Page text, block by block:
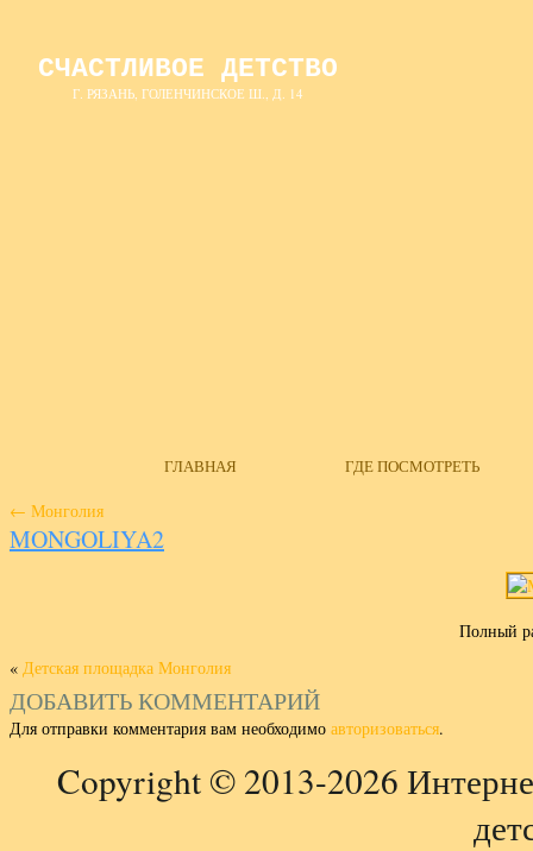
СЧАСТЛИВОЕ ДЕТСТВО
Г. РЯЗАНЬ, ГОЛЕНЧИНСКОЕ Ш., Д. 14
ГЛАВНАЯ ГДЕ ПОСМОТРЕТЬ
← Монголия
MONGOLIYA2
Полный
« Детская площадка Монголия
ДОБАВИТЬ КОММЕНТАРИЙ
Для отправки комментария вам необходимо авторизоваться.
Copyright © 2013-2026